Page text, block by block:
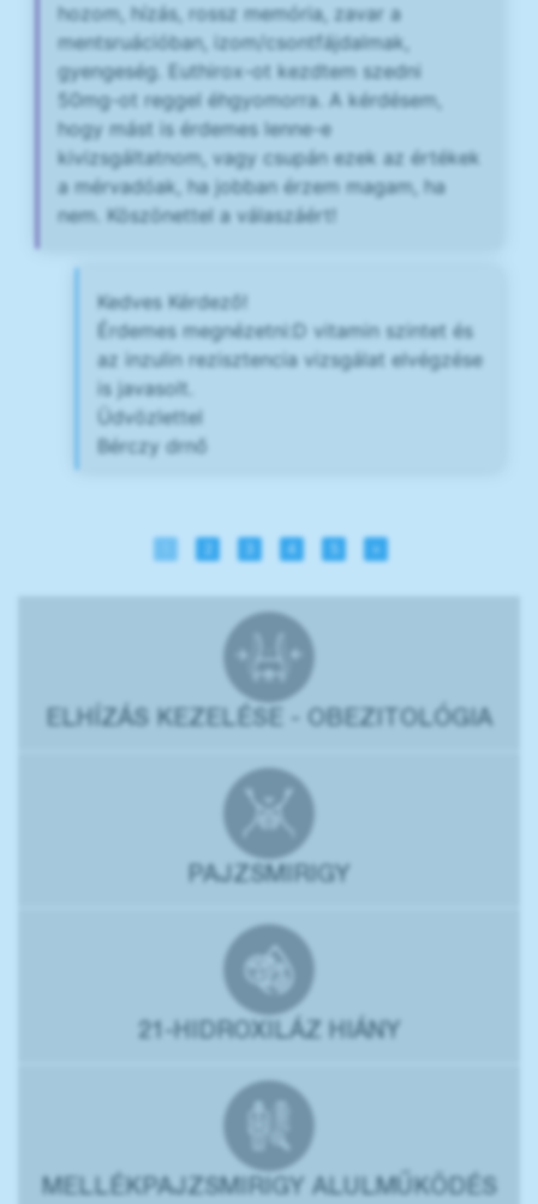
hozom, hízás, rossz memória, zavar a
mentsruációban, izom/csontfájdalmak,
gyengeség. Euthirox-ot kezdtem szedni
50mg-ot reggel éhgyomorra. A kérdésem,
hogy mást is érdemes lenne-e
kivizsgáltatnom, vagy csupán ezek az értékek
a mérvadóak, ha jobban érzem magam, ha
nem. Köszönettel a válaszáért!
Kedves Kérdező!
Érdemes megnézetni:D vitamin szintet és
az inzulin rezisztencia vizsgálat elvégzése
is javasolt.
Üdvözlettel
Bérczy drnő
4 »
ELHÍZÁS KEZELÉSE - OBEZITOLÓGIA
PAJZSMIRIGY
21-HIDROXILÁZ HIÁNY
MELLÉKPAJZSMIRIGY ALULMŰKÖDÉS